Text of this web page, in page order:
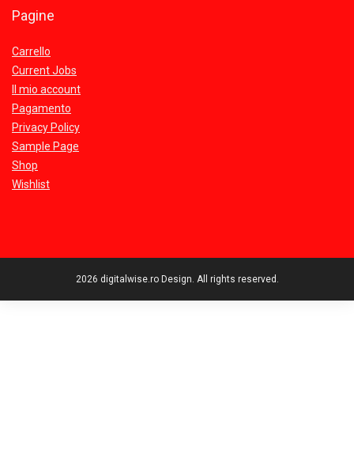
Pagine
Carrello
Current Jobs
Il mio account
Pagamento
Privacy Policy
Sample Page
Shop
Wishlist
2026 digitalwise.ro Design. All rights reserved.